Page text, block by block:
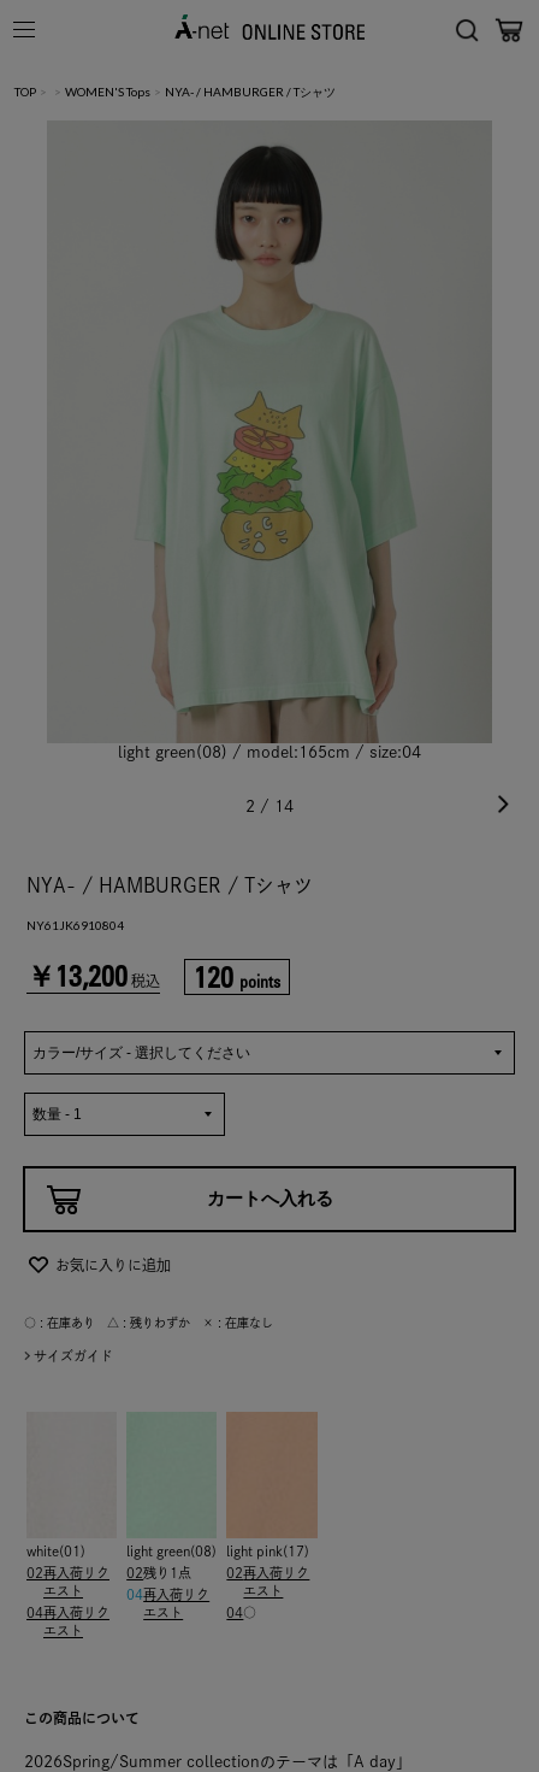
TOP > > WOMEN'S Tops > NYA- / HAMBURGER / Tシャツ
light green(08) / model:165cm / size:04
2 / 14
NYA- / HAMBURGER / Tシャツ
NY61JK6910804
￥13,200 税込 120 points
お気に入りに追加
○ : 在庫あり △ : 残りわずか × : 在庫なし
サイズガイド
white(01)
02再入荷リク
エスト
04再入荷リク
エスト
light green(08)
02残り1点
04再入荷リク
エスト
light pink(17)
02再入荷リク
エスト
04○
この商品について
2026Spring/Summer collectionのテーマは「A day」